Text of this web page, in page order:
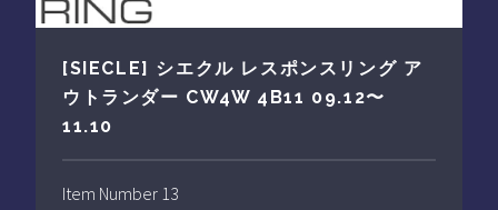
[SIECLE] シエクル レスポンスリング ア
ウトランダー CW4W 4B11 09.12〜
11.10
Item Number 13